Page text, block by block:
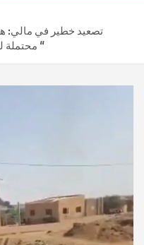
تصعيد خطير في مالي:
محتملة لقاعدة كاتي وسط تضارب الأنباء”فيديو “